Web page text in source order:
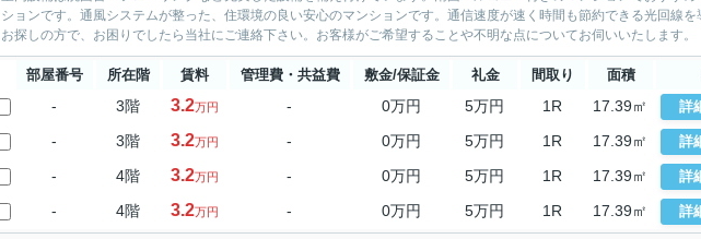
ションです。通風システムが整った、住環境の良い安心のマンションです。通信速度が速く時間も節約できる光回線
お探しの方で、お困りでしたら当社にご連絡下さい。お客様がご希望することや不明な点についてお伺いいたします。
部屋番号 所在階 賃料 管理費・共益費 敷金/保証金 礼金 間取り 面積
- 3階 3.2万円 - 0万円 5万円 1R 17.39㎡ 詳
- 3階 3.2万円 - 0万円 5万円 1R 17.39㎡ 詳
- 4階 3.2万円 - 0万円 5万円 1R 17.39㎡ 詳
- 4階 3.2万円 - 0万円 5万円 1R 17.39㎡ 詳